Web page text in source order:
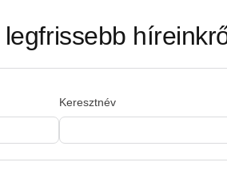
Keresztnév